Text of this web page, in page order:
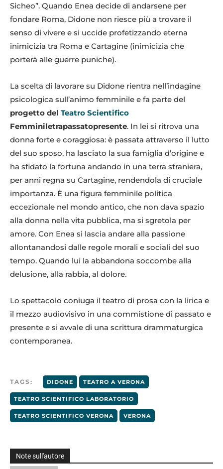
Sicheo”. Quando Enea decide di andarsene per
fondare Roma, Didone non riesce più a trovare il
senso di vivere e si uccide profetizzando eterna
inimicizia tra Roma e Cartagine (inimicizia che
porterà alle guerre puniche).
La scelta di lavorare su Didone rientra nell’indagine
psicologica sull’animo femminile e fa parte del
progetto del Teatro Scientifico
Femminiletrapassatopresente. In lei si ritrova una
donna forte e coraggiosa: è passata attraverso il lutto
del suo sposo, ha lasciato la sua famiglia d’origine e
ha sfidato la fortuna andando in una terra straniera,
per anni regna su Cartagine, rendendola di cruciale
importanza. È una figura femminile politica
eccezionale nel mondo antico, che non dava spazio
alla donna nella vita pubblica, ma si sgretola per
amore. Con Enea si lascia andare alla passione
allontanandosi dalle regole morali e sociali del suo
tempo. Quando lui la abbandona soccombe alla
delusione, alla rabbia, al dolore.
Lo spettacolo coniuga il teatro di prosa con la lirica e
il mezzo audiovisivo in una commistione di passato e
presente e si avvale di una scrittura drammaturgica
contemporanea.
TAGS: DIDONE TEATRO A VERONA
TEATRO SCIENTIFICO LABORATORIO
TEATRO SCIENTIFICO VERONA VERONA
Note sull'autore